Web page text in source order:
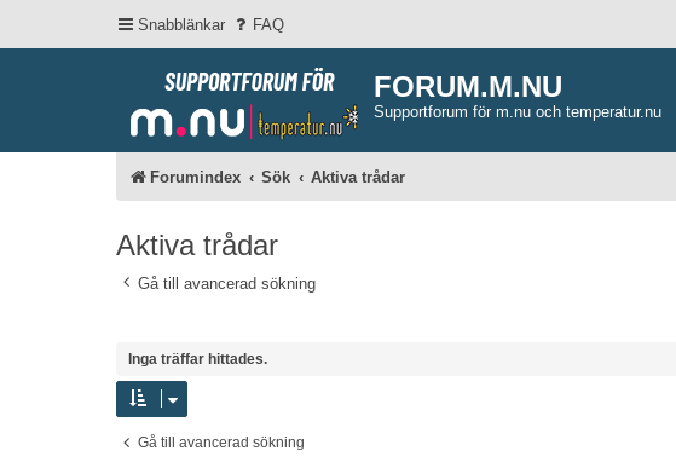
Snabblänkar FAQ
FORUM.M.NU
Supportforum för m.nu och temperatur.nu
Forumindex Sök Aktiva trådar
Aktiva trådar
Gå till avancerad sökning
Inga träffar hittades.
Gå till avancerad sökning